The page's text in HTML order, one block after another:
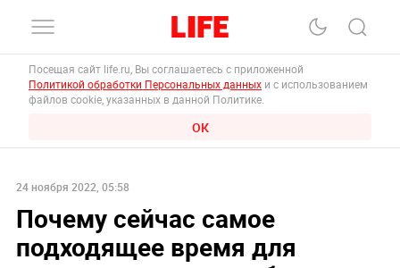
Посещая сайт life.ru, Вы соглашаетесь с приложенной
Политикой обработки Персональных данных и с использованием
файлов cookie, указанных в данной Политике.
ОК
24 ноября 2022, 05:58
Почему сейчас самое
подходящее время для